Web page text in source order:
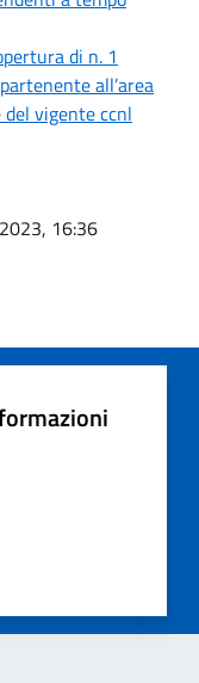
di n. 1
all’area
vigente ccnl
16:36